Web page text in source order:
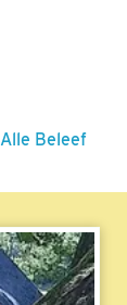
Alle Beleef